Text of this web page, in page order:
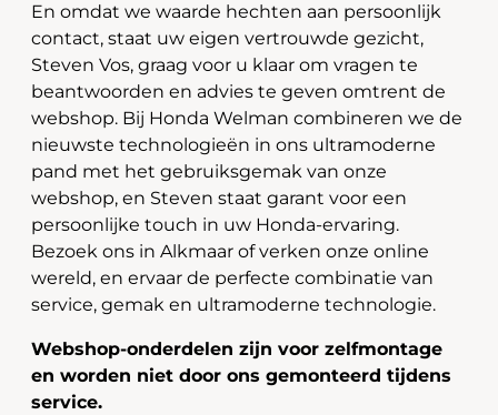
En omdat we waarde hechten aan persoonlijk
contact, staat uw eigen vertrouwde gezicht,
Steven Vos, graag voor u klaar om vragen te
beantwoorden en advies te geven omtrent de
webshop. Bij Honda Welman combineren we de
nieuwste technologieën in ons ultramoderne
pand met het gebruiksgemak van onze
webshop, en Steven staat garant voor een
persoonlijke touch in uw Honda-ervaring.
Bezoek ons in Alkmaar of verken onze online
wereld, en ervaar de perfecte combinatie van
service, gemak en ultramoderne technologie.
Webshop-onderdelen zijn voor zelfmontage
en worden niet door ons gemonteerd tijdens
service.